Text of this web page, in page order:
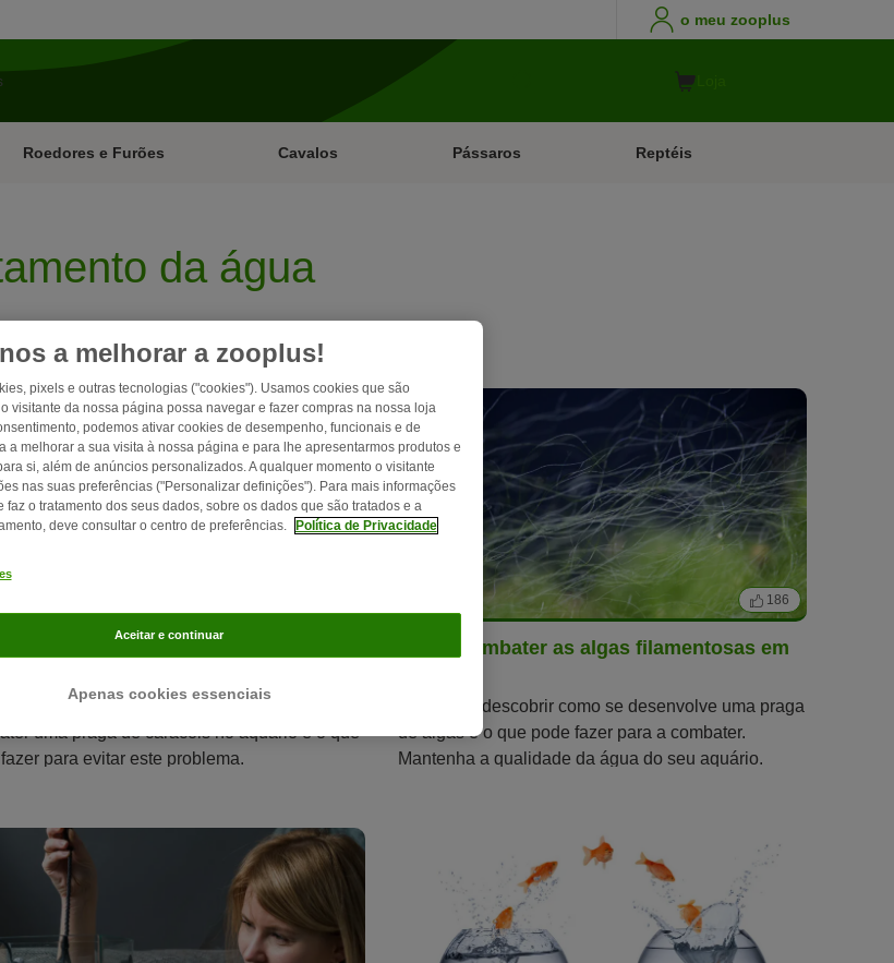
o meu zooplus
Roedores e Furões Cavalos Pássaros Reptéis
da água
artigo explicamos o que pode fazer para
uma praga de caracóis no aquário e o que
para evitar este problema.
186
Como combater as algas filamentosas em
Aqui pode descobrir como se desenvolve uma praga
de algas e o que pode fazer para a combater.
Mantenha a qualidade da água do seu aquário.
a melhorar a zooplus!
pixels e outras tecnologias ("cookies"). Usamos cookies que são
visitante da nossa página possa navegar e fazer compras na nossa loja
podemos ativar cookies de desempenho, funcionais e de
a melhorar a sua visita à nossa página e para lhe apresentarmos produtos e
si, além de anúncios personalizados. A qualquer momento o visitante
nas suas preferências ("Personalizar definições"). Para mais informações
faz o tratamento dos seus dados, sobre os dados que são tratados e a
deve consultar o centro de preferências.
Política de Privacidade
Apenas cookies essenciais
Aceitar e continuar